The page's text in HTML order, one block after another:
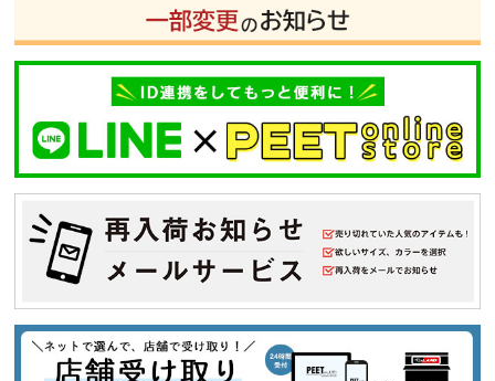
tune 絞り込んで検索する